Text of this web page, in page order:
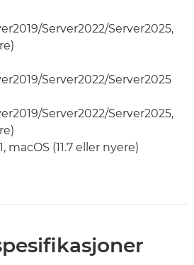
Server2022/Server2025,
Server2022/Server2025
Server2022/Server2025,
macOS (11.7 eller nyere)